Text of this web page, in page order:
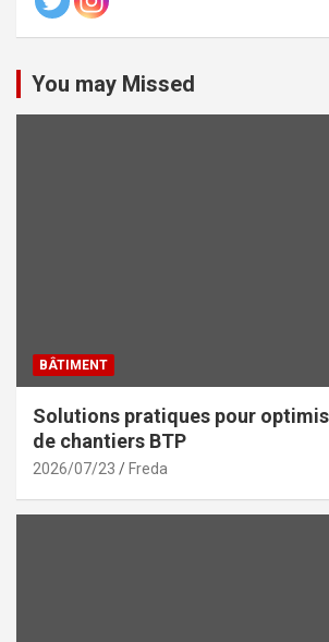
You may Missed
BÂTIMENT
Solutions pratiques pour
de chantiers BTP
2026/07/23 Freda